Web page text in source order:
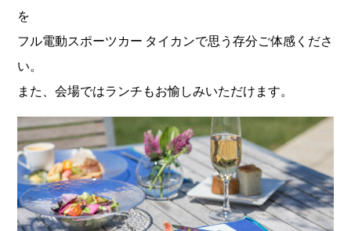
を
フル電動スポーツカー タイカンで思う存分ご体感くださ
い。
また、会場ではランチもお愉しみいただけます。